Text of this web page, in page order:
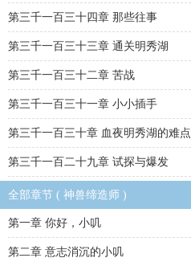
第三千一百三十四章 那些往事
第三千一百三十三章 通关明秀湖
第三千一百三十二章 苦战
第三千一百三十一章 小小插手
第三千一百三十章 血夜明秀湖的难点
第三千一百二十九章 试探与爆发
全部章节 ( 神兽缔造师 )
第一章 你好，小叽
第二章 意志消沉的小叽